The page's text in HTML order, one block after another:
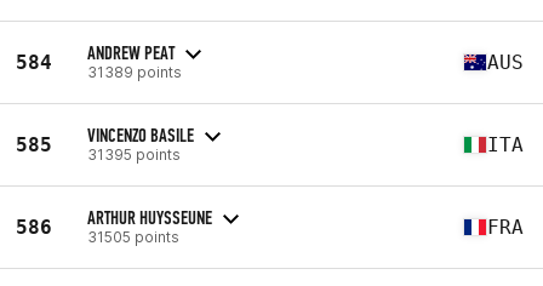
584 ANDREW PEAT
31389 points AUS
585 VINCENZO BASILE
31395 points ITA
586 ARTHUR HUYSSEUNE
31505 points FRA